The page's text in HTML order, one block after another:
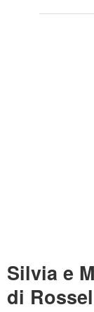
Silvia e
di